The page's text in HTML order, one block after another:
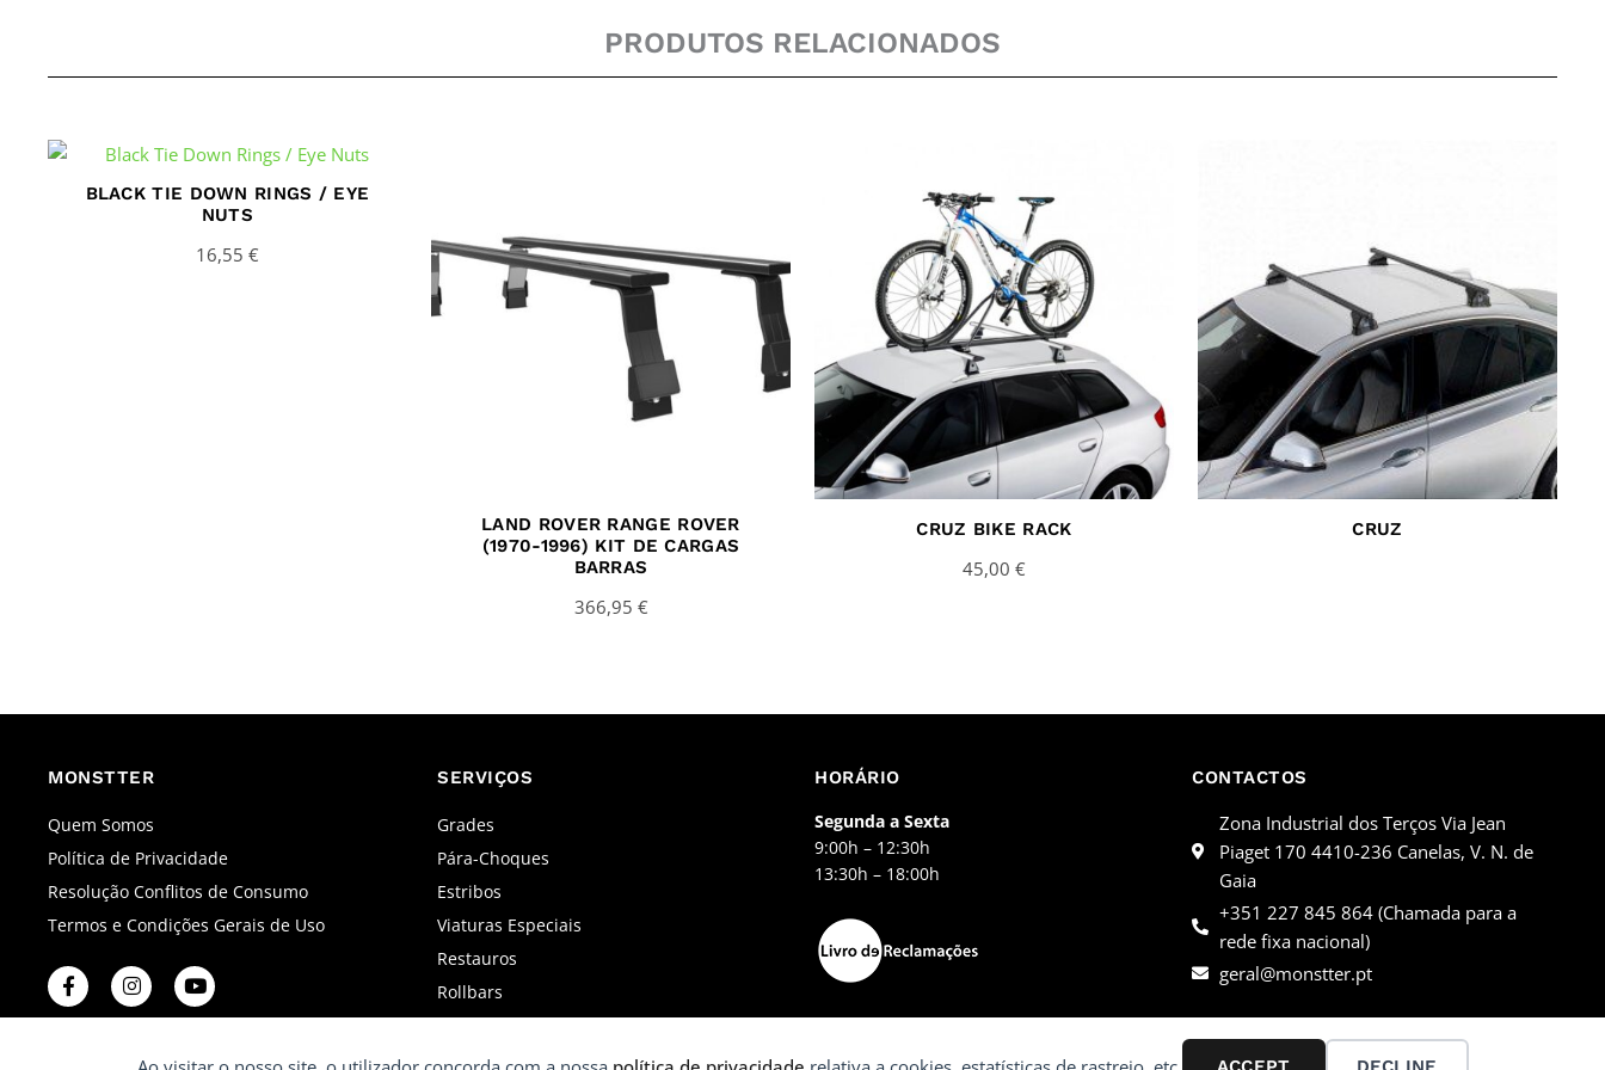
PRODUTOS RELACIONADOS
BLACK TIE DOWN RINGS / EYE
NUTS
16,55 €
LAND ROVER RANGE ROVER
(1970-1996) KIT DE CARGAS
BARRAS
366,95 €
CRUZ BIKE RACK
45,00 €
CRUZ
MONSTTER
Quem Somos
Política de Privacidade
Resolução Conflitos de Consumo
Termos e Condições Gerais de Uso
F
a
c
I
n
s
Y
o
u
u
SERVIÇOS
Grades
Pára-Choques
Estribos
Viaturas Especiais
Restauros
Rollbars
HORÁRIO
Segunda a Sexta
9:00h – 12:30h
13:30h – 18:00h
CONTACTOS
Zona Industrial dos Terços Via Jean
Piaget 170 4410-236 Canelas, V. N. de
Gaia
+351 227 845 864 (Chamada para a
rede fixa nacional)
geral@monstter.pt